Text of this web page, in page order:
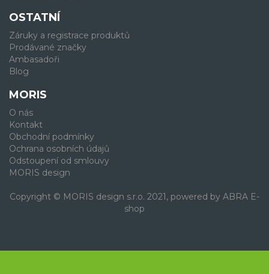
OSTATNÍ
Záruky a registrace produktů
Prodávané značky
Ambasadoři
Blog
MORIS
O nás
Kontakt
Obchodní podmínky
Ochrana osobních údajů
Odstoupení od smlouvy
MORIS design
Copyright © MORIS design s.r.o. 2021, powered by ABRA E-
shop